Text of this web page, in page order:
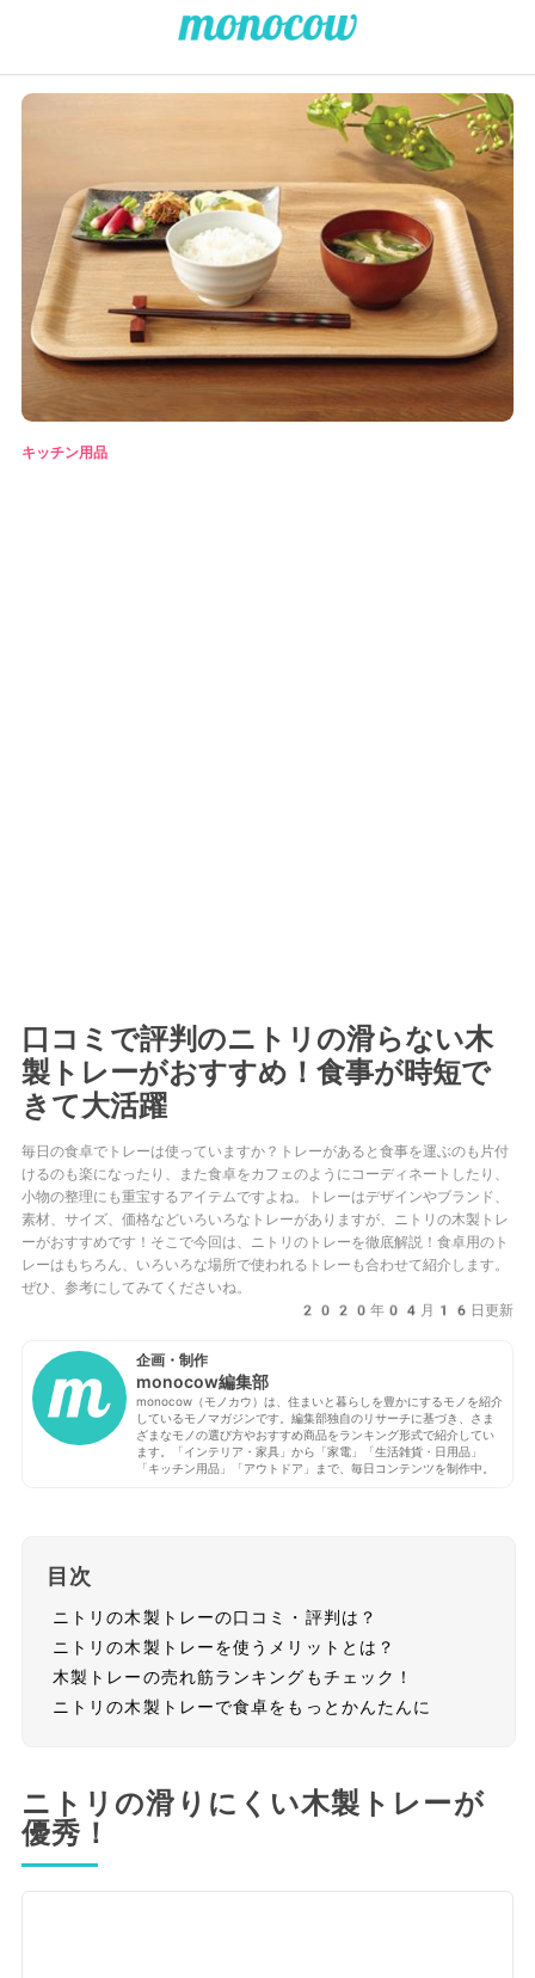
キッチン用品
口コミで評判のニトリの滑らない木
製トレーがおすすめ！食事が時短で
きて大活躍
毎日の食卓でトレーは使っていますか？トレーがあると食事を運ぶのも片付
けるのも楽になったり、また食卓をカフェのようにコーディネートしたり、
小物の整理にも重宝するアイテムですよね。トレーはデザインやブランド、
素材、サイズ、価格などいろいろなトレーがありますが、ニトリの木製トレ
ーがおすすめです！そこで今回は、ニトリのトレーを徹底解説！食卓用のト
レーはもちろん、いろいろな場所で使われるトレーも合わせて紹介します。
ぜひ、参考にしてみてくださいね。
2020年04月16日更新
企画・制作
monocow編集部
monocow（モノカウ）は、住まいと暮らしを豊かにするモノを紹介
しているモノマガジンです。編集部独自のリサーチに基づき、さま
ざまなモノの選び方やおすすめ商品をランキング形式で紹介してい
ます。「インテリア・家具」から「家電」「生活雑貨・日用品」
「キッチン用品」「アウトドア」まで、毎日コンテンツを制作中。
目次
ニトリの木製トレーの口コミ・評判は？
ニトリの木製トレーを使うメリットとは？
木製トレーの売れ筋ランキングもチェック！
ニトリの木製トレーで食卓をもっとかんたんに
ニトリの滑りにくい木製トレーが
優秀！